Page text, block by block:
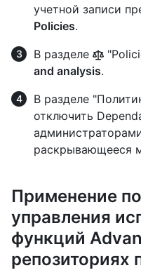
учетной записи
Policies.
В разделе
and analysis.
В разделе
отключить
раскрывающееся
Применение
управления
функций
репозиториях